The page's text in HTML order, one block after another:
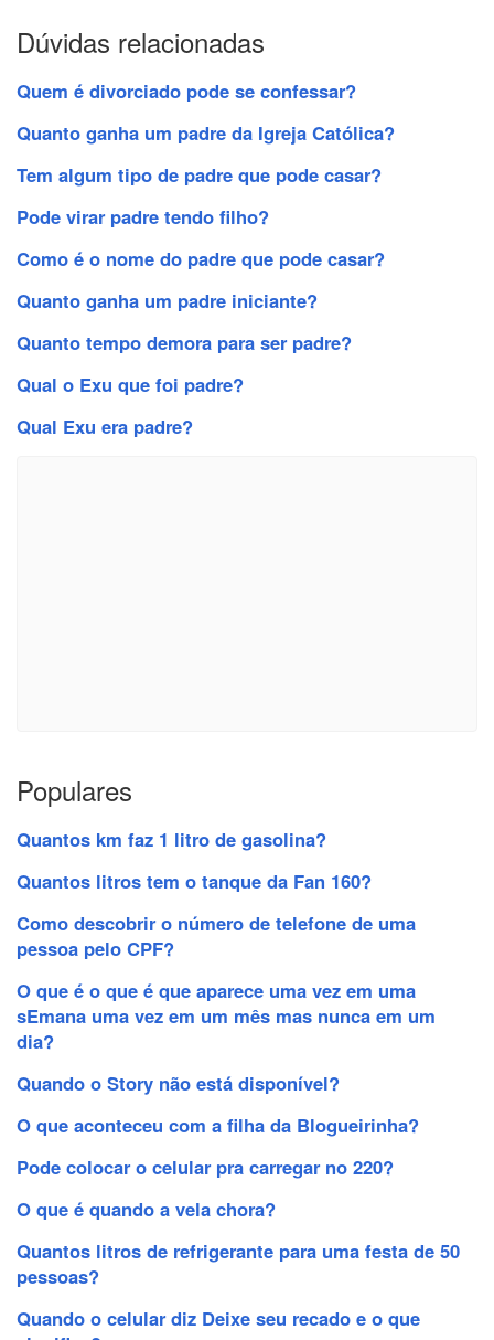
Dúvidas relacionadas
Quem é divorciado pode se confessar?
Quanto ganha um padre da Igreja Católica?
Tem algum tipo de padre que pode casar?
Pode virar padre tendo filho?
Como é o nome do padre que pode casar?
Quanto ganha um padre iniciante?
Quanto tempo demora para ser padre?
Qual o Exu que foi padre?
Qual Exu era padre?
Populares
Quantos km faz 1 litro de gasolina?
Quantos litros tem o tanque da Fan 160?
Como descobrir o número de telefone de uma
pessoa pelo CPF?
O que é o que é que aparece uma vez em uma
sEmana uma vez em um mês mas nunca em um
dia?
Quando o Story não está disponível?
O que aconteceu com a filha da Blogueirinha?
Pode colocar o celular pra carregar no 220?
O que é quando a vela chora?
Quantos litros de refrigerante para uma festa de 50
pessoas?
Quando o celular diz Deixe seu recado e o que